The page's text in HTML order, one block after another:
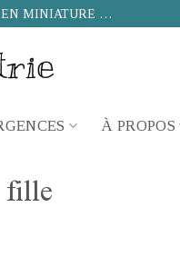
EN MINIATURE …
À PROPOS